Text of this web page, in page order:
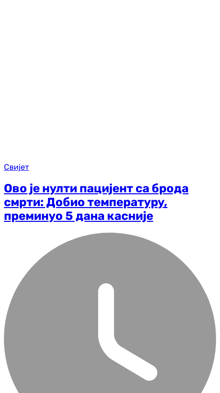
Свијет
Ово је нулти пацијент са брода
смрти: Добио температуру,
преминуо 5 дана касније